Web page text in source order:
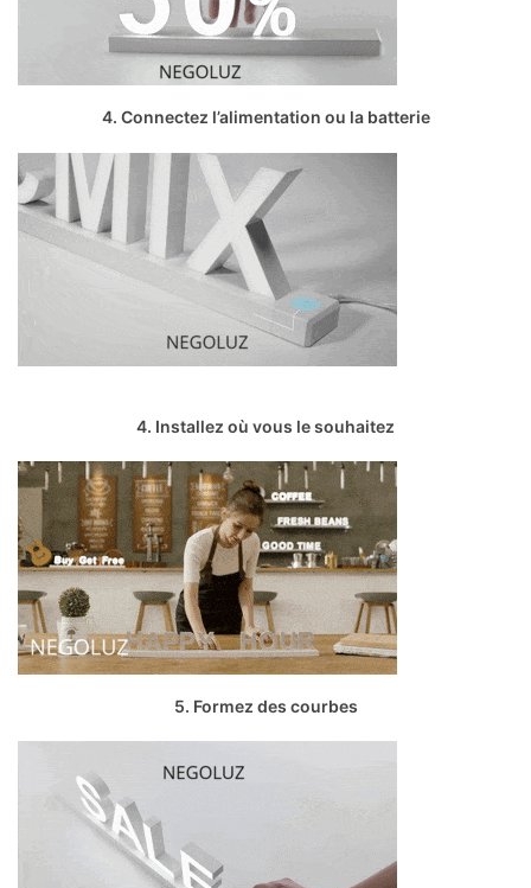
4. Connectez l’alimentation ou la batterie
4. Installez où vous le souhaitez
5. Formez des courbes